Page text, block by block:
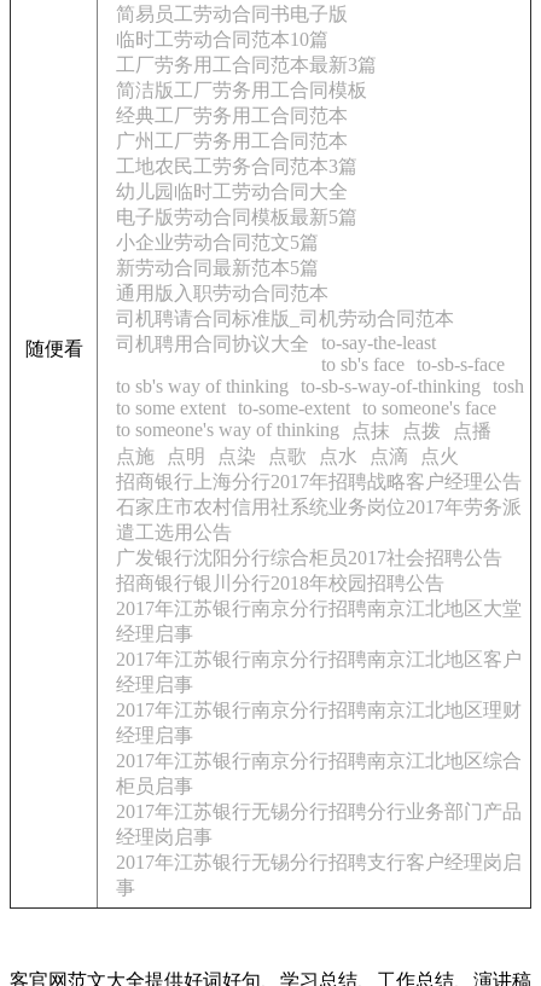
随便看
简易员工劳动合同书电子版
临时工劳动合同范本10篇
工厂劳务用工合同范本最新3篇
简洁版工厂劳务用工合同模板
经典工厂劳务用工合同范本
广州工厂劳务用工合同范本
工地农民工劳务合同范本3篇
幼儿园临时工劳动合同大全
电子版劳动合同模板最新5篇
小企业劳动合同范文5篇
新劳动合同最新范本5篇
通用版入职劳动合同范本
司机聘请合同标准版_司机劳动合同范本
司机聘用合同协议大全
to-say-the-least
to sb's face to-sb-s-face
to sb's way of thinking
to-sb-s-way-of-thinking
tosh
to some extent to-some-extent to someone's face
to someone's way of thinking
点抹 点拨
点播
点施
点明 点染 点歌 点水 点滴
点火
招商银行上海分行2017年招聘战略客户经理公告
石家庄市农村信用社系统业务岗位2017年劳务派
遣工选用公告
广发银行沈阳分行综合柜员2017社会招聘公告
招商银行银川分行2018年校园招聘公告
2017年江苏银行南京分行招聘南京江北地区大堂
经理启事
2017年江苏银行南京分行招聘南京江北地区客户
经理启事
2017年江苏银行南京分行招聘南京江北地区理财
经理启事
2017年江苏银行南京分行招聘南京江北地区综合
柜员启事
2017年江苏银行无锡分行招聘分行业务部门产品
经理岗启事
2017年江苏银行无锡分行招聘支行客户经理岗启
事
客官网范文大全提供好词好句、学习总结、工作总结、演讲稿